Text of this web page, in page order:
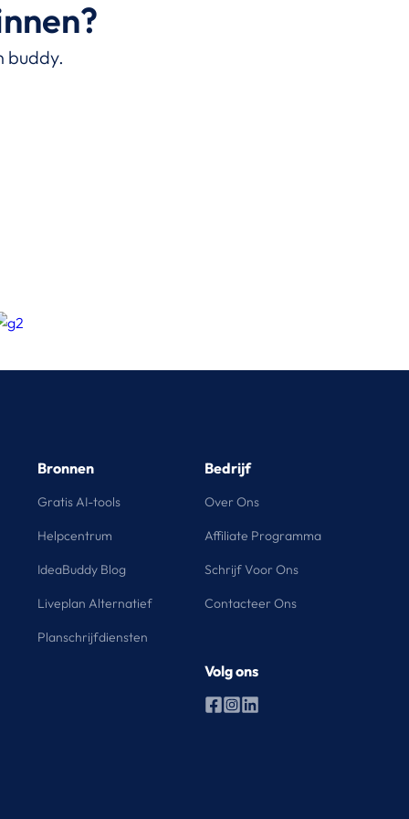
buddy.
Bronnen
Gratis AI-tools
Helpcentrum
IdeaBuddy Blog
Liveplan Alternatief
Planschrijfdiensten
Bedrijf
Over Ons
Affiliate Programma
Schrijf Voor Ons
Contacteer Ons
Volg ons